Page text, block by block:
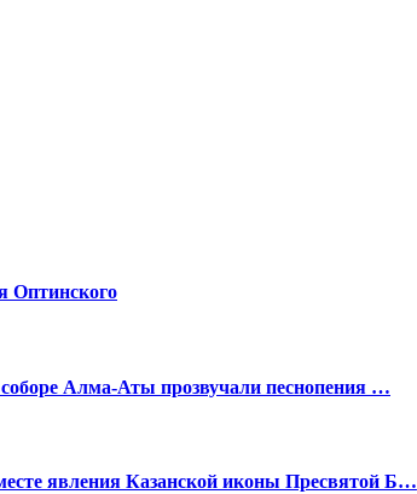
Оптинского
соборе Алма-Аты прозвучали песнопения …
явления Казанской иконы Пресвятой Б…